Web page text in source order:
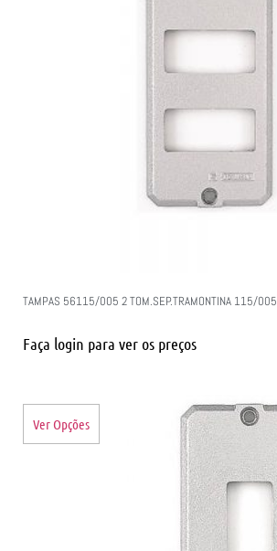
TAMPAS 56115/005 2 TOM.SEP.TRAMONTINA 115/005
Faça login para ver os preços
Ver Opções